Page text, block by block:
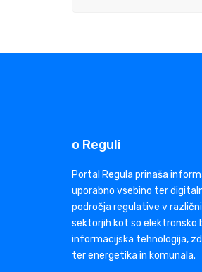
o Reguli
Portal Regula prinaša
uporabno vsebino ter
področja regulative v
sektorjih kot so elektronsko
informacijska tehnologija,
ter energetika in komunala.